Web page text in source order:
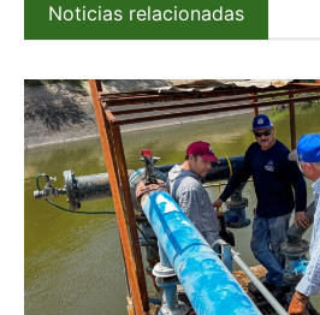
Noticias relacionadas